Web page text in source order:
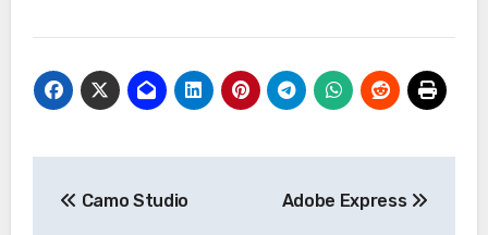
Camo Studio Adobe Express